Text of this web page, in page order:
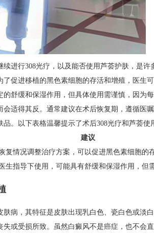
进行308光疗，以及能否使用芦荟护肤，是许
促进移植的黑色素细胞的存活和增殖，医生
的舒缓和保湿作用，但具体使用需谨慎，因为
会适得其反。通常建议在术后恢复期，遵循医
。以下表格温馨提示了术后308光疗和芦荟使
建议
复情况调整治疗方案，可以促进黑色素细胞的
生指导下使用，可能具有舒缓和保湿作用，但
肤病，其特征是皮肤出现乳白色、瓷白色或淡
失或受损所致。虽然白癜风不是癌症，也不会